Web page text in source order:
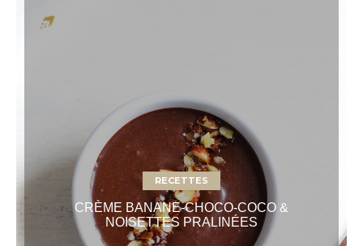
RECETTES
CRÈME BANANE-CHOCO-COCO &
NOISETTES PRALINÉES